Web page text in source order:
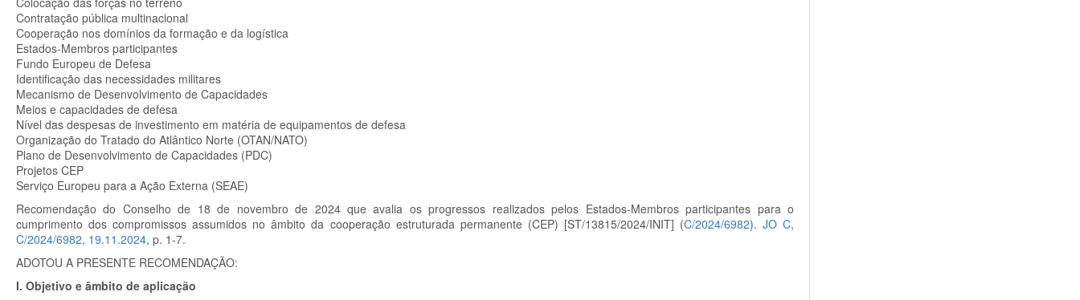
Contratação pública multinacional
Cooperação nos domínios da formação e da logística
Estados-Membros participantes
Fundo Europeu de Defesa
Identificação das necessidades militares
Mecanismo de Desenvolvimento de Capacidades
Meios e capacidades de defesa
Nível das despesas de investimento em matéria de equipamentos de defesa
Organização do Tratado do Atlântico Norte (OTAN/NATO)
Plano de Desenvolvimento de Capacidades (PDC)
Projetos CEP
Serviço Europeu para a Ação Externa (SEAE)
Recomendação do Conselho de 18 de novembro de 2024 que avalia os progressos realizados pelos Estados-Membros participantes para o
cumprimento dos compromissos assumidos no âmbito da cooperação estruturada permanente (CEP) [ST/13815/2024/INIT] (C/2024/6982). JO C,
C/2024/6982, 19.11.2024, p. 1-7.
ADOTOU A PRESENTE RECOMENDAÇÃO:
I. Objetivo e âmbito de aplicação